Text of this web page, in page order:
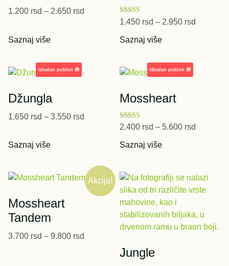
1.200 rsd – 2.650 rsd
Saznaj više
Ocenjeno sa
5.00
1.450 rsd – 2.950 rsd
Saznaj više
Džungla
1.650 rsd – 3.550 rsd
Saznaj više
Mossheart
Ocenjeno sa
5.00
2.400 rsd – 5.600 rsd
Saznaj više
Akcija!
Mossheart
Tandem
3.700 rsd – 9.800 rsd
Jungle